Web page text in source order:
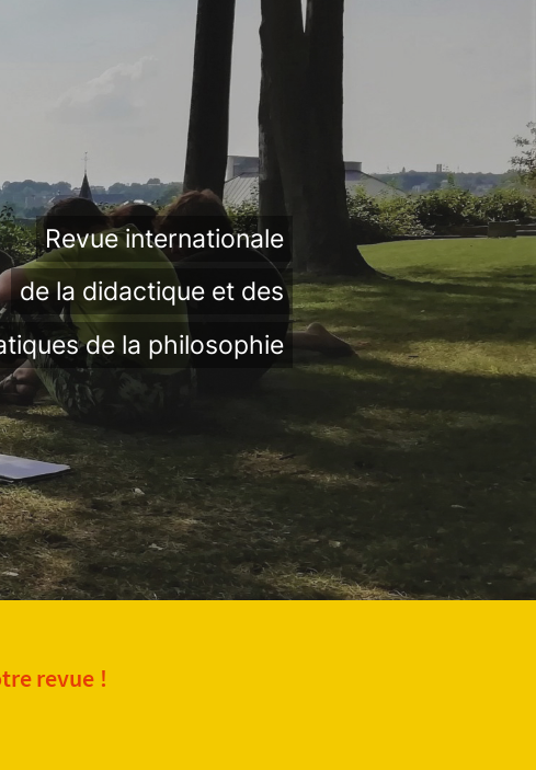
Revue internationale
de la didactique et des
de la philosophie
revue !